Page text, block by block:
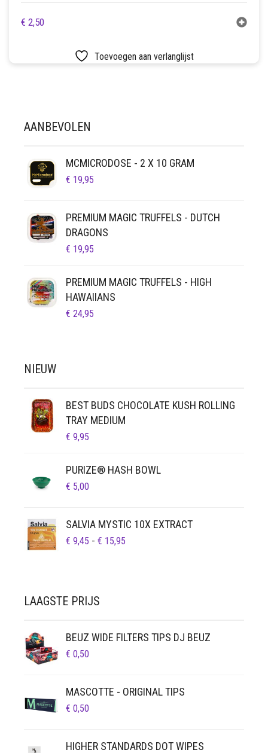
€ 2,50
Toevoegen aan verlanglijst
AANBEVOLEN
MCMICRODOSE - 2 X 10 GRAM
€ 19,95
PREMIUM MAGIC TRUFFELS - DUTCH
DRAGONS
€ 19,95
PREMIUM MAGIC TRUFFELS - HIGH
HAWAIIANS
€ 24,95
NIEUW
BEST BUDS CHOCOLATE KUSH ROLLING
TRAY MEDIUM
€ 9,95
PURIZE® HASH BOWL
€ 5,00
SALVIA MYSTIC 10X EXTRACT
€ 9,45 - € 15,95
LAAGSTE PRIJS
BEUZ WIDE FILTERS TIPS DJ BEUZ
€ 0,50
MASCOTTE - ORIGINAL TIPS
€ 0,50
HIGHER STANDARDS DOT WIPES